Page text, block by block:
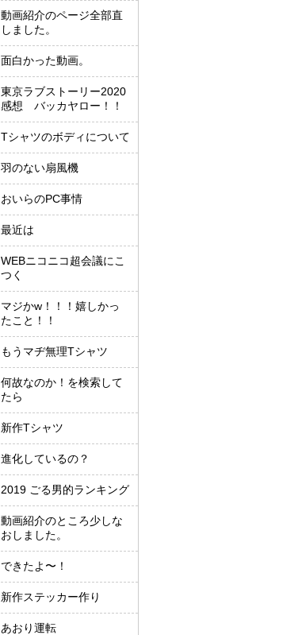
動画紹介のページ全部直
しました。
面白かった動画。
東京ラブストーリー2020
感想 バッカヤロー！！
Tシャツのボディについて
羽のない扇風機
おいらのPC事情
最近は
WEBニコニコ超会議にこ
つく
マジかw！！！嬉しかっ
たこと！！
もうマヂ無理Tシャツ
何故なのか！を検索して
たら
新作Tシャツ
進化しているの？
2019 ごる男的ランキング
動画紹介のところ少しな
おしました。
できたよ〜！
新作ステッカー作り
あおり運転